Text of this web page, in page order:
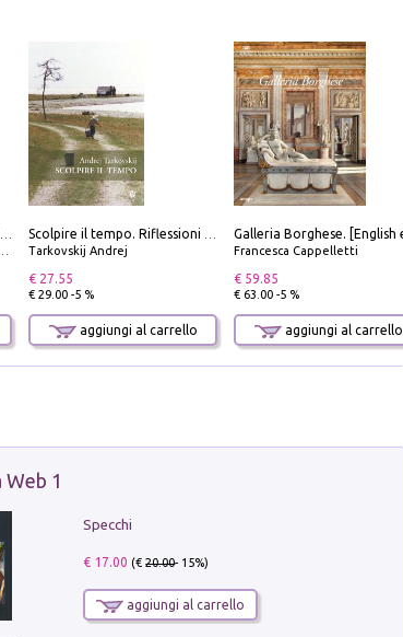
Tarkovskij Andrej
€ 27.55
€ 29.00 -5 %
aggiungi al carrello
Francesca Cappelletti
€ 59.85
€ 63.00 -5 %
aggiungi al carrello
1
Specchi
€ 17.00 (€20.00- 15%)
aggiungi al carrello